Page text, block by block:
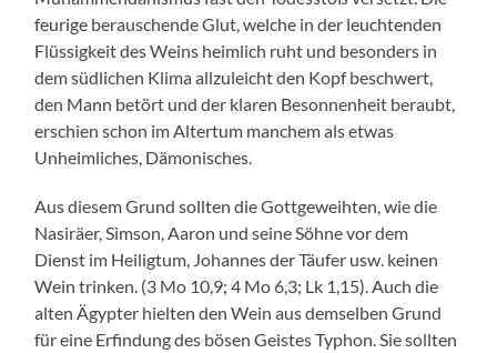
feurige berauschende Glut, welche in der leuchtenden
Flüssigkeit des Weins heimlich ruht und besonders in
dem südlichen Klima allzuleicht den Kopf beschwert,
den Mann betört und der klaren Besonnenheit beraubt,
erschien schon im Altertum manchem als etwas
Unheimliches, Dämonisches.
Aus diesem Grund sollten die Gottgeweihten, wie die
Nasiräer, Simson, Aaron und seine Söhne vor dem
Dienst im Heiligtum, Johannes der Täufer usw. keinen
Wein trinken. (3 Mo 10,9; 4 Mo 6,3; Lk 1,15). Auch die
alten Ägypter hielten den Wein aus demselben Grund
für eine Erfindung des bösen Geistes Typhon. Sie sollten